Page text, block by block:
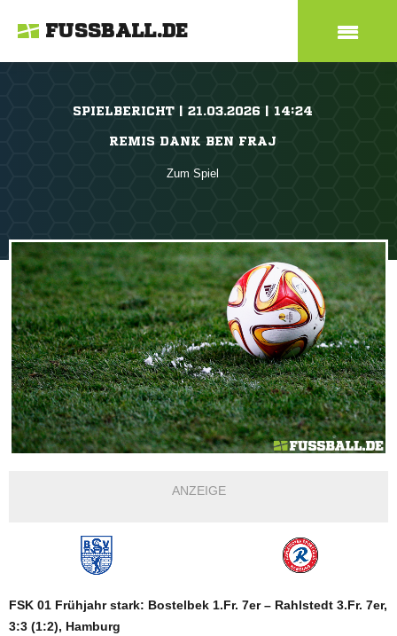
FUSSBALL.DE
SPIELBERICHT | 21.03.2026 | 14:24
REMIS DANK BEN FRAJ
Zum Spiel
ANZEIGE
FSK 01 Frühjahr stark: Bostelbek 1.Fr. 7er – Rahlstedt 3.Fr. 7er,
3:3 (1:2), Hamburg